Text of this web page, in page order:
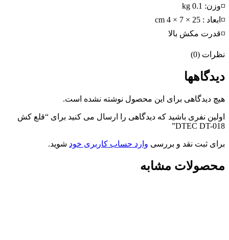
◽وزن: 0.1 kg
◽ابعاد : 25 × 7 × 4 cm
◽قدرت مکش بالا
نظرات (0)
دیدگاهها
هیچ دیدگاهی برای این محصول نوشته نشده است.
اولین نفری باشید که دیدگاهی را ارسال می کنید برای “قلع کش
DTEC DT-018”
برای ثبت نقد و بررسی وارد حساب کاربری خود شوید.
محصولات مشابه